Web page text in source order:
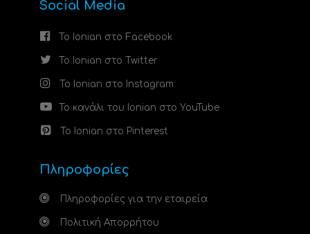
Social Media
Το Ionian στο Facebook
Το Ionian στο Twitter
Το Ionian στο Instagram
Το κανάλι του Ionian στο YouTube
Το Ionian στο Pinterest
Πληροφορίες
Πληροφορίες για την εταιρεία
Πολιτική Απορρήτου